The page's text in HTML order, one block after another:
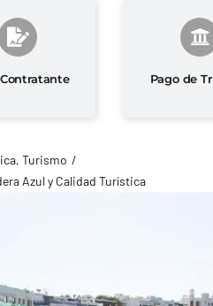
Pago de
Turismo
Azul y Calidad Turística